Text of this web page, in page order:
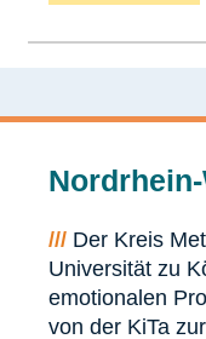
/// Der Kreis
Universität zu
emotionalen
von der KiTa